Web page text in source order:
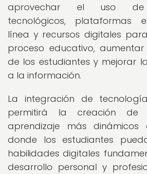
aprovechar el uso de
tecnológicos, plataformas
línea y recursos digitales
proceso educativo,
de los estudiantes y mejorar
a la información.
La integración de
permitirá la creación de
aprendizaje más dinámicos
donde los estudiantes
habilidades digitales
desarrollo personal y